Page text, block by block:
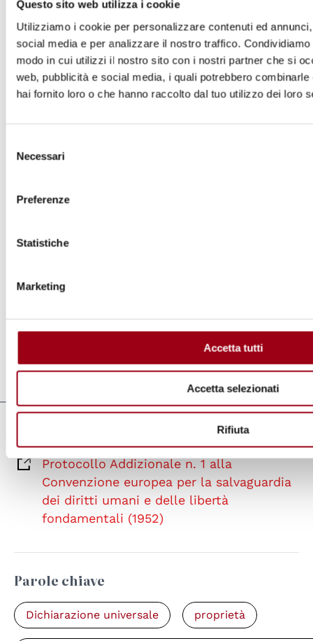
Questo sito web utilizza i cookie
Utilizziamo i cookie per personalizzare contenuti ed
social media e per analizzare il nostro traffico.
modo in cui utilizzi il nostro sito con i nostri partner che si
web, pubblicità e social media, i quali potrebbero
hai fornito loro o che hanno raccolto dal tuo utilizzo dei loro
delNecessari
Preferenze
Statistiche
Marketing
Accetta tutti
Accetta selezionati
Rifiuta
gestire i beni comuni globali, oltre che il
civismo universale dei singoli e dei gruppi,
occorrono istituzioni di governance su più
livelli: dal Comune fino all’ONU, che operino
nell’ottica dell’economia di giustizia sociale e
Per concludere su un tema per il quale, come
Dichiarazione, non basta un intero corso
per loro natura a qualsiasi considerazione di
che più se ne fruisce, più si moltiplicano e
diAntonio Papisca Aggiornato il:16.07.2009
Protocollo Addizionale n. 1 alla
Convenzione europea per la salvaguardia
dei diritti umani e delle libertà
fondamentali (1952)
Parole chiave
Dichiarazione universale proprietà